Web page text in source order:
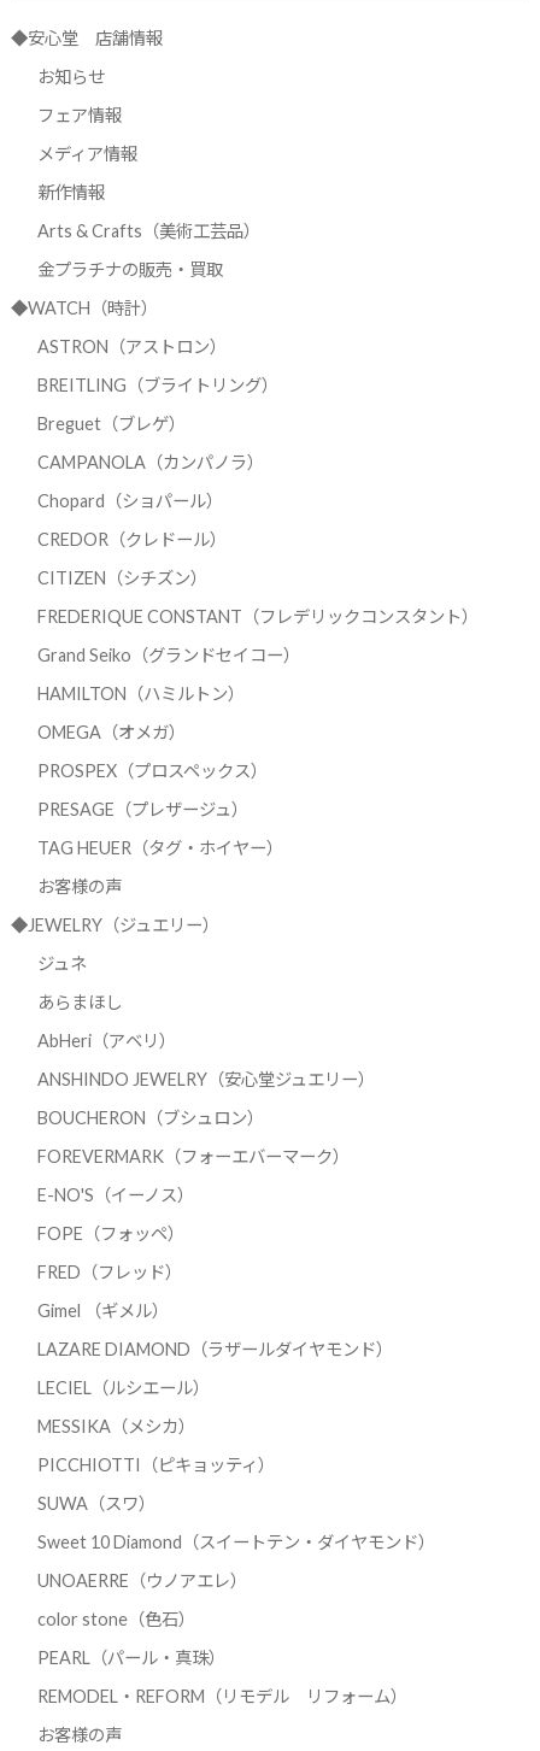
◆安心堂 店舗情報
お知らせ
フェア情報
メディア情報
新作情報
Arts & Crafts（美術工芸品）
金プラチナの販売・買取
◆WATCH（時計）
ASTRON（アストロン）
BREITLING（ブライトリング）
Breguet（ブレゲ）
CAMPANOLA（カンパノラ）
Chopard（ショパール）
CREDOR（クレドール）
CITIZEN（シチズン）
FREDERIQUE CONSTANT（フレデリックコンスタント）
Grand Seiko（グランドセイコー）
HAMILTON（ハミルトン）
OMEGA（オメガ）
PROSPEX（プロスペックス）
PRESAGE（プレザージュ）
TAG HEUER（タグ・ホイヤー）
お客様の声
◆JEWELRY（ジュエリー）
ジュネ
あらまほし
AbHeri（アベリ）
ANSHINDO JEWELRY（安心堂ジュエリー）
BOUCHERON（ブシュロン）
FOREVERMARK（フォーエバーマーク）
E-NO'S（イーノス）
FOPE（フォッペ）
FRED（フレッド）
Gimel （ギメル）
LAZARE DIAMOND（ラザールダイヤモンド）
LECIEL（ルシエール）
MESSIKA（メシカ）
PICCHIOTTI（ピキョッティ）
SUWA（スワ）
Sweet 10 Diamond（スイートテン・ダイヤモンド）
UNOAERRE（ウノアエレ）
color stone（色石）
PEARL（パール・真珠）
REMODEL・REFORM（リモデル リフォーム）
お客様の声